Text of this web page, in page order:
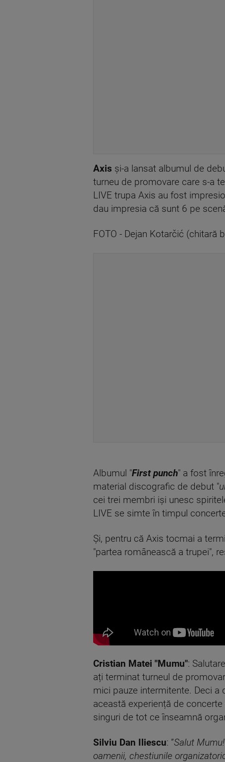
Axis și-a lansat albumul de
turneu de promovare care s-a
LIVE trupa Axis au fost
dau impresia că sunt 6 pe
FOTO - Dejan Kotarčić (chitară
Albumul "First punch" a fost
material discografic de debut "
cei trei membri iși unesc
LIVE se simte în timpul
Și, pentru că Axis tocmai a
"partea românească a trupei",
Cristian Matei "Mumu":
ați terminat turneul de
mici pauze intermitente. Deci a
această experiență de
singuri de tot ce înseamnă
Silviu Dan Iliescu: ”Salut
oamenii, chestiunile